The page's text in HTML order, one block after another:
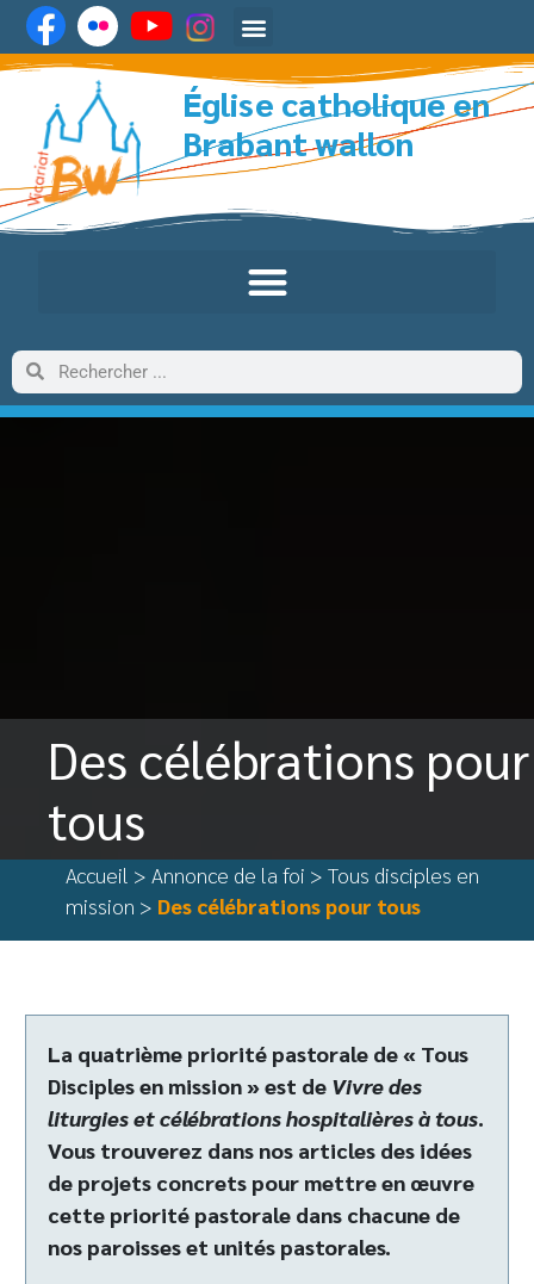
Église catholique en
Brabant wallon
Des célébrations pour
tous
Accueil > Annonce de la foi > Tous disciples en
mission > Des célébrations pour tous
La quatrième priorité pastorale de « Tous
Disciples en mission » est de Vivre des
liturgies et célébrations hospitalières à tous.
Vous trouverez dans nos articles des idées
de projets concrets pour mettre en œuvre
cette priorité pastorale dans chacune de
nos paroisses et unités pastorales.